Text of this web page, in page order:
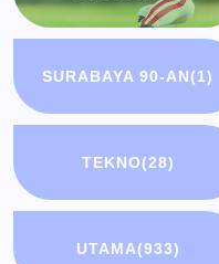
SURABAYA 90-AN(1)
TEKNO(28)
UTAMA(933)